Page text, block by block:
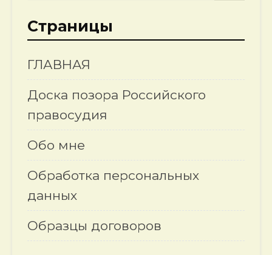
Страницы
ГЛАВНАЯ
Доска позора Российского
правосудия
Обо мне
Обработка персональных
данных
Образцы договоров